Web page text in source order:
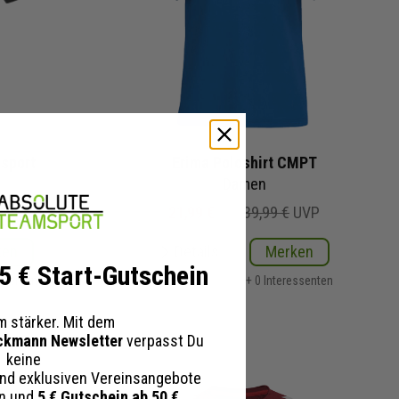
Erima Poloshirt CMPT
Damen
39,99 € UVP
Merken
+ 0 Interessenten
€ Start-Gutschein
stärker. Mit dem
Newsletterverpasst Du
keine
exklusiven Vereinsangebote